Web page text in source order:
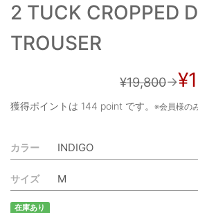
ご利用規約
お問い合わせ
2 TUCK CROPPED
TROUSER
¥19,800→
獲得ポイントは 144 point です。 ※会員様の
カラー
サイズ
在庫あり